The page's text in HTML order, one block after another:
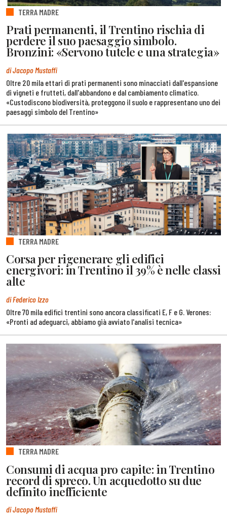
TERRA MADRE
Prati permanenti, il Trentino rischia di
perdere il suo paesaggio simbolo.
Bronzini: «Servono tutele e una strategia»
di Jacopo Mustaffi
Oltre 20 mila ettari di prati permanenti sono minacciati dall'espansione
di vigneti e frutteti, dall'abbandono e dal cambiamento climatico.
«Custodiscono biodiversità, proteggono il suolo e rappresentano uno dei
paesaggi simbolo del Trentino»
TERRA MADRE
Corsa per rigenerare gli edifici
energivori: in Trentino il 39% è nelle classi
alte
di Federico Izzo
Oltre 70 mila edifici trentini sono ancora classificati E, F e G. Verones:
«Pronti ad adeguarci, abbiamo già avviato l'analisi tecnica»
TERRA MADRE
Consumi di acqua pro capite: in Trentino
record di spreco. Un acquedotto su due
definito inefficiente
di Jacopo Mustaffi